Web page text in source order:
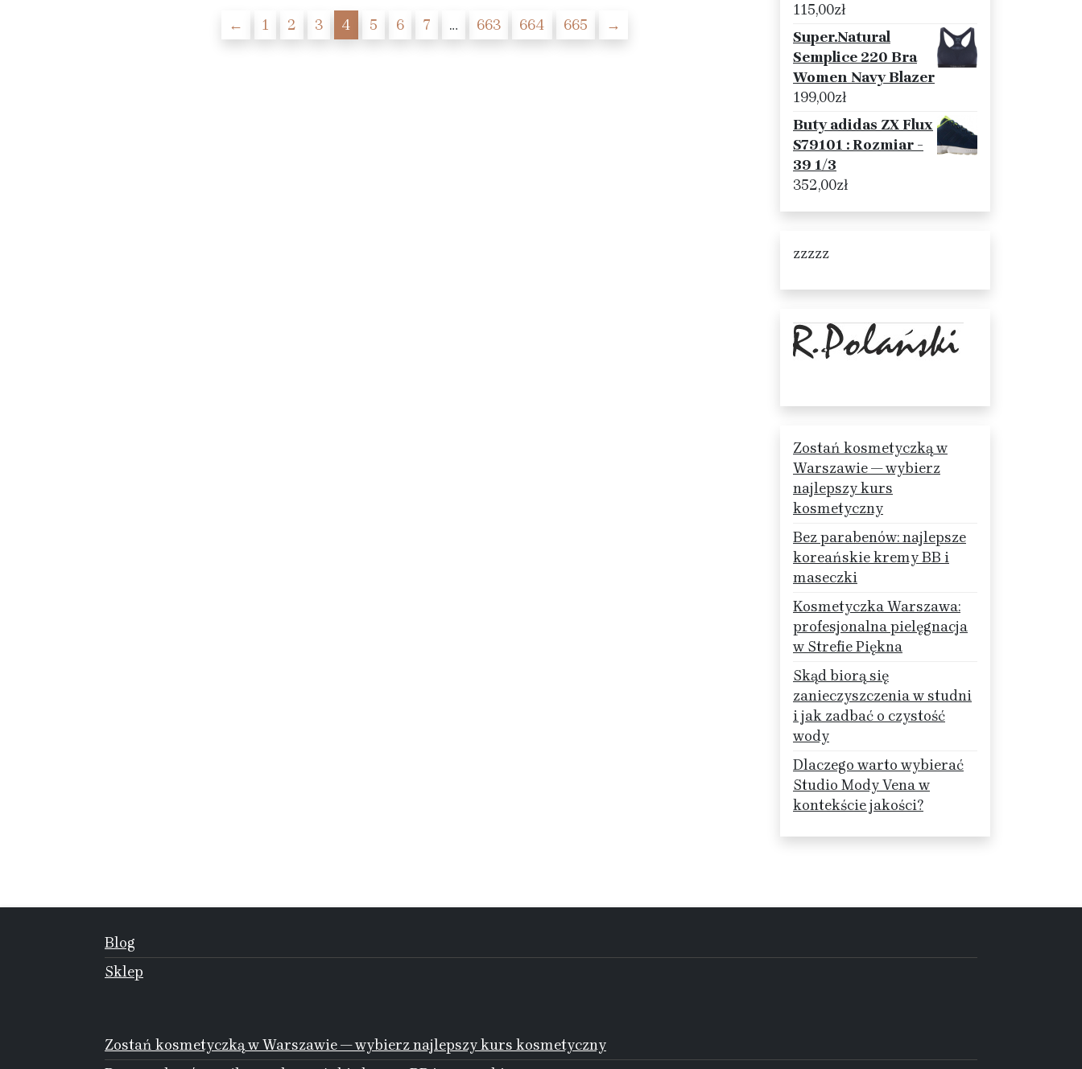
← 1 2 3 4 5 6 7 … 663 664 665 →
115,00zł
Super.Natural
Semplice 220 Bra
Women Navy Blazer
199,00zł
Buty adidas ZX Flux
S79101 : Rozmiar -
39 1/3
352,00zł
zzzzz
Zostań kosmetyczką w
Warszawie — wybierz
najlepszy kurs
kosmetyczny
Bez parabenów: najlepsze
koreańskie kremy BB i
maseczki
Kosmetyczka Warszawa:
profesjonalna pielęgnacja
w Strefie Piękna
Skąd biorą się
zanieczyszczenia w studni
i jak zadbać o czystość
wody
Dlaczego warto wybierać
Studio Mody Vena w
kontekście jakości?
Blog
Sklep
Zostań kosmetyczką w Warszawie — wybierz najlepszy kurs kosmetyczny